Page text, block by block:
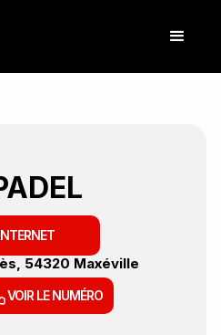
54320 Maxéville
VOIR LE NUMÉRO